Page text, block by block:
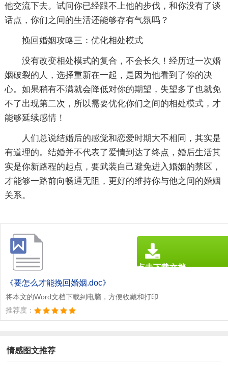
他交流下去。试问你已经跟不上他的步伐，和你没有了谈
话点，你们之间的生活还能够存有气氛吗？
挽回婚姻攻略三：优化相处模式
没有改变相处模式的复合，不会长久！经历过一次婚
姻破裂的人，选择重新在一起，是因为他看到了你的决
心。如果稍有不满就会降低对你的期望，失望多了也就免
不了出现第二次，所以需要优化你们之间的相处模式，才
能够延续感情！
人们总说结婚后的感觉和恋爱时期大不相同，其实是
有道理的。结婚并不代表了爱情到达了终点，婚后生活其
实是你新路程的起点，要武装自己避免进入婚姻的禁区，
才能够一路前向畅通无阻，更好的维持你与他之间的婚姻
关系。
《要怎么才能挽回婚姻.doc》
将本文的Word文档下载到电脑，方便收藏和打印
推荐度：
点击下载文档
情感图文推荐